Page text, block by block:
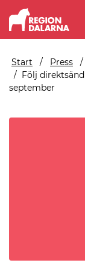
Start Press
Följ
september